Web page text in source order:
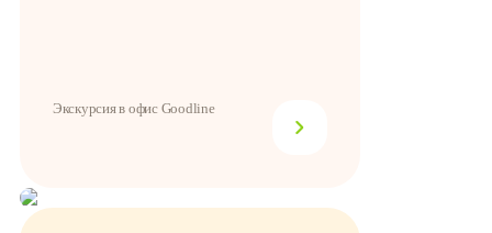
Экскурсия в офис Goodline